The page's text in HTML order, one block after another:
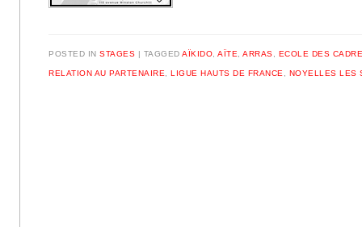
POSTED INSTAGES TAGGEDAÏKIDO ,AÏTE ,ARRAS ECOLE DES
RELATION AU PARTENAIRE ,LIGUE HAUTS DE FRANCE NOYELLES LES